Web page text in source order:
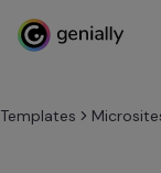
Templates